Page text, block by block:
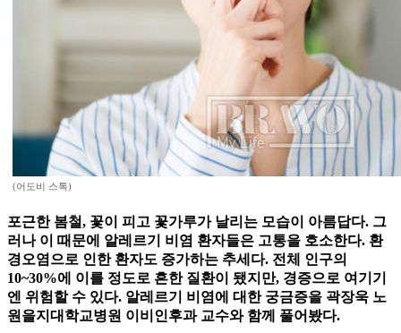
(어도비 스톡)
포근한 봄철, 꽃이 피고 꽃가루가 날리는 모습이 아름답다. 그
러나 이 때문에 알레르기 비염 환자들은 고통을 호소한다. 환
경오염으로 인한 환자도 증가하는 추세다. 전체 인구의
10~30%에 이를 정도로 흔한 질환이 됐지만, 경증으로 여기기
엔 위험할 수 있다. 알레르기 비염에 대한 궁금증을 곽장욱 노
원을지대학교병원 이비인후과 교수와 함께 풀어봤다.